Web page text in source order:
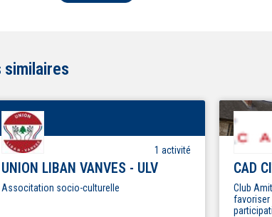
1 activité
UNION LIBAN VANVES - ULV
Associtation socio-culturelle
CAD
Club
favoriser